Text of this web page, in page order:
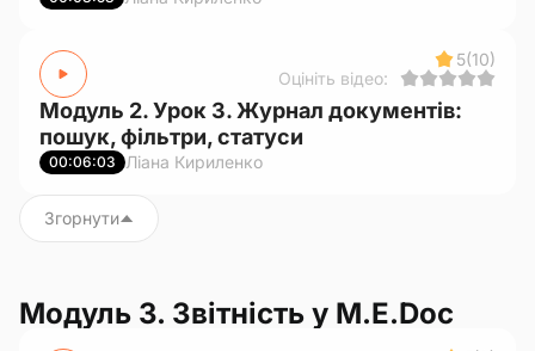
5(10)
Оцініть відео:
Модуль 2. Урок 3. Журнал документів:
пошук, фільтри, статуси
00:06:03 Ліана Кириленко
Згорнути
Модуль 3. Звітність у M.E.Doc